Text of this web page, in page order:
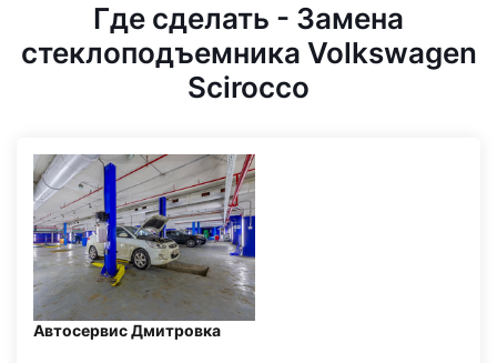
Где сделать - Замена
стеклоподъемника Volkswagen
Scirocco
Автосервис Дмитровка